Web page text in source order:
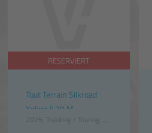
RESERVIERT
Tout Terrain Silkroad
Xplore Ii 29 M
Anniv.edition British
2025 Trekking / Touring Unisex